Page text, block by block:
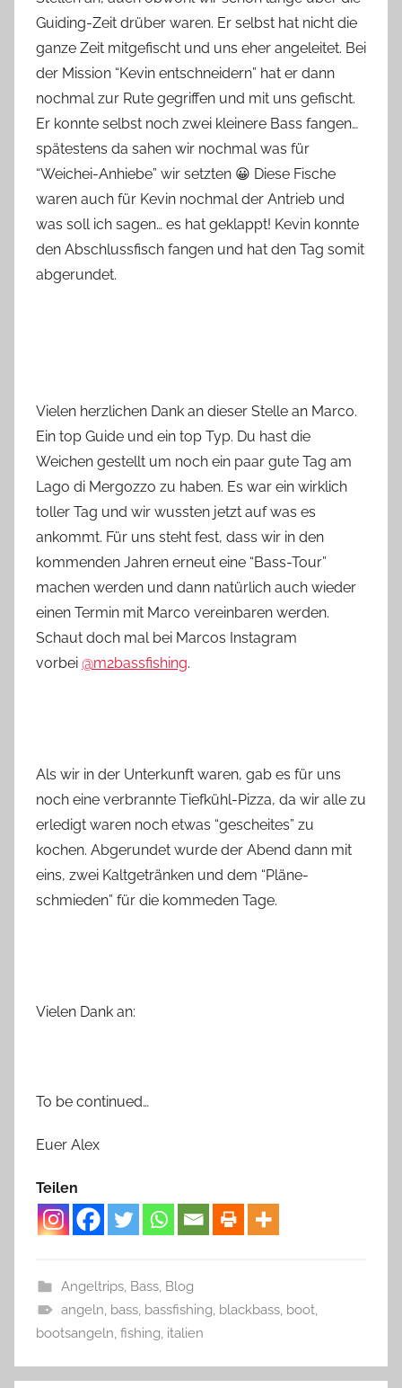
Guiding-Zeit drüber waren. Er selbst hat nicht die
ganze Zeit mitgefischt und uns eher angeleitet. Bei
der Mission “Kevin entschneidern” hat er dann
nochmal zur Rute gegriffen und mit uns gefischt.
Er konnte selbst noch zwei kleinere Bass fangen…
spätestens da sahen wir nochmal was für
“Weichei-Anhiebe” wir setzten 😀 Diese Fische
waren auch für Kevin nochmal der Antrieb und
was soll ich sagen… es hat geklappt! Kevin konnte
den Abschlussfisch fangen und hat den Tag somit
abgerundet.
Vielen herzlichen Dank an dieser Stelle an Marco.
Ein top Guide und ein top Typ. Du hast die
Weichen gestellt um noch ein paar gute Tag am
Lago di Mergozzo zu haben. Es war ein wirklich
toller Tag und wir wussten jetzt auf was es
ankommt. Für uns steht fest, dass wir in den
kommenden Jahren erneut eine “Bass-Tour”
machen werden und dann natürlich auch wieder
einen Termin mit Marco vereinbaren werden.
Schaut doch mal bei Marcos Instagram
vorbei @m2bassfishing.
Als wir in der Unterkunft waren, gab es für uns
noch eine verbrannte Tiefkühl-Pizza, da wir alle zu
erledigt waren noch etwas “gescheites” zu
kochen. Abgerundet wurde der Abend dann mit
eins, zwei Kaltgetränken und dem “Pläne-
schmieden” für die kommeden Tage.
Vielen Dank an:
To be continued…
Euer Alex
Teilen
Angeltrips, Bass, Blog
angeln, bass, bassfishing, blackbass, boot,
bootsangeln, fishing, italien